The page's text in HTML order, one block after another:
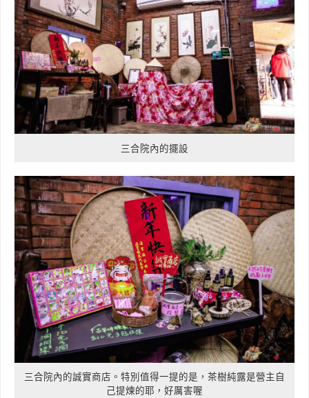
三合院內的擺設
三合院內的誠實商店。特別值得一提的是，茶樹純露是營主自
己提煉的耶，好厲害喔